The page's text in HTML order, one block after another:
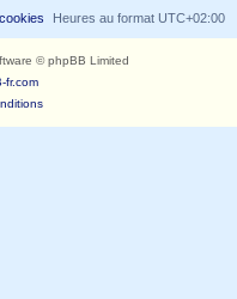
Heures au format UTC+02:00
© phpBB Limited
fr.com